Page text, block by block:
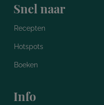
Snel naar
Recepten
Hotspots
Boeken
Info